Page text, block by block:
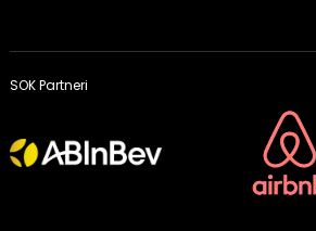
SOK Partneri